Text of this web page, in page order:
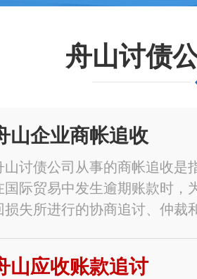
舟山讨债
山企业商帐追收
山讨债公司从事的商帐追收是
国际贸易中发生逾期账款时，
损失所进行的协商追讨、仲裁
山应收账款追讨